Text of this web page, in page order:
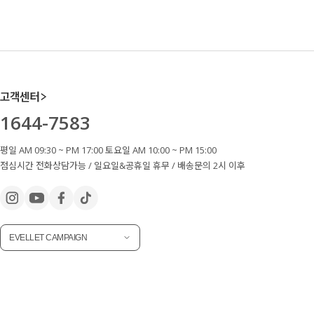
고객센터
1644-7583
평일 AM 09:30 ~ PM 17:00 토요일 AM 10:00 ~ PM 15:00
점심시간 전화상담가능 / 일요일&공휴일 휴무 / 배송문의 2시 이후
EVELLET CAMPAIGN